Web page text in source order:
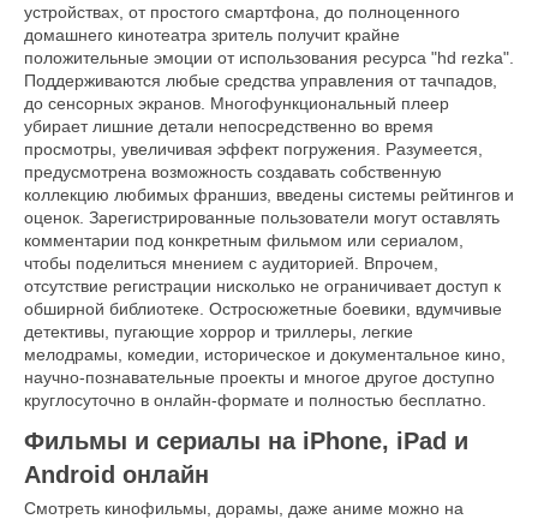
устройствах, от простого смартфона, до полноценного
домашнего кинотеатра зритель получит крайне
положительные эмоции от использования ресурса "hd rezka".
Поддерживаются любые средства управления от тачпадов,
до сенсорных экранов. Многофункциональный плеер
убирает лишние детали непосредственно во время
просмотры, увеличивая эффект погружения. Разумеется,
предусмотрена возможность создавать собственную
коллекцию любимых франшиз, введены системы рейтингов и
оценок. Зарегистрированные пользователи могут оставлять
комментарии под конкретным фильмом или сериалом,
чтобы поделиться мнением с аудиторией. Впрочем,
отсутствие регистрации нисколько не ограничивает доступ к
обширной библиотеке. Остросюжетные боевики, вдумчивые
детективы, пугающие хоррор и триллеры, легкие
мелодрамы, комедии, историческое и документальное кино,
научно-познавательные проекты и многое другое доступно
круглосуточно в онлайн-формате и полностью бесплатно.
Фильмы и сериалы на iPhone, iPad и
Android онлайн
Смотреть кинофильмы, дорамы, даже аниме можно на